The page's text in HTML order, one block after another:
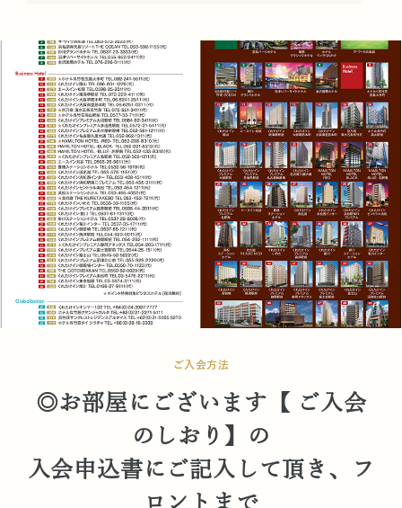
ご入会方法
◎お部屋にございます【 ご入会
のしおり】の
入会申込書にご記入して頂き、フ